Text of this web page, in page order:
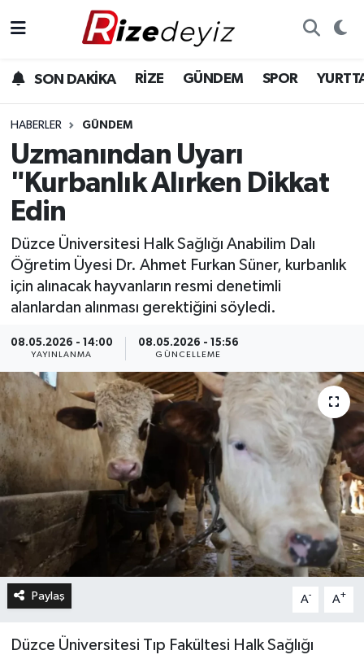
SON DAKİKA RİZE GÜNDEM SPOR
HABERLER GÜNDEM
Uzmanından Uyarı
"Kurbanlık Alırken Dikkat
Edin
Düzce Üniversitesi Halk Sağlığı Anabilim Dalı
Öğretim Üyesi Dr. Ahmet Furkan Süner, kurbanlık
için alınacak hayvanların resmi denetimli
alanlardan alınması gerektiğini söyledi.
08.05.2026 - 14:00
YAYINLANMA
08.05.2026 - 15:56
GÜNCELLEME
Paylaş A- A+
Düzce Üniversitesi Tıp Fakültesi Halk Sağlığı
Gündem
Yurttan Haberler
Ekonomi
Sağlık
Rize Hava Durumu
Rize Trafik Yoğunluk Haritası
Süper Lig Puan Durumu ve Fikstür
Son Dakika Haberleri
Haber Arşivi